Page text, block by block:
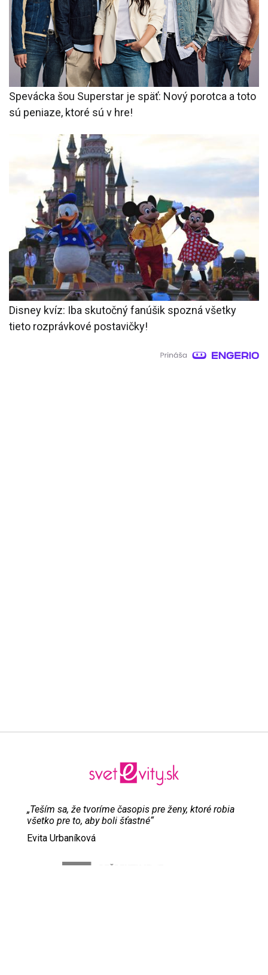
Spevácka šou Superstar je späť: Nový porotca a toto
sú peniaze, ktoré sú v hre!
Disney kvíz: Iba skutočný fanúšik spozná všetky
tieto rozprávkové postavičky!
„Teším sa, že tvoríme časopis pre ženy, ktoré robia
všetko pre to, aby boli šťastné“
Evita Urbaníková